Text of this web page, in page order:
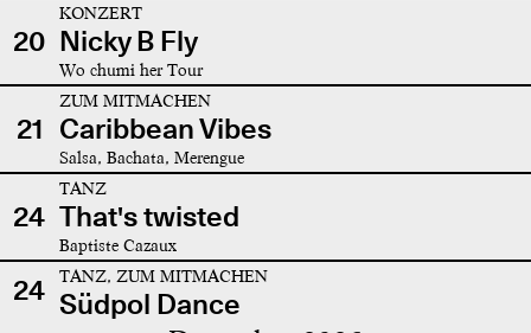
20
KONZERT
Nicky B Fly
Wo chumi her Tour
21
ZUM MITMACHEN
Caribbean Vibes
Salsa, Bachata, Merengue
24
TANZ
That's twisted
Baptiste Cazaux
24 TANZ, ZUM MITMACHEN
Südpol Dance